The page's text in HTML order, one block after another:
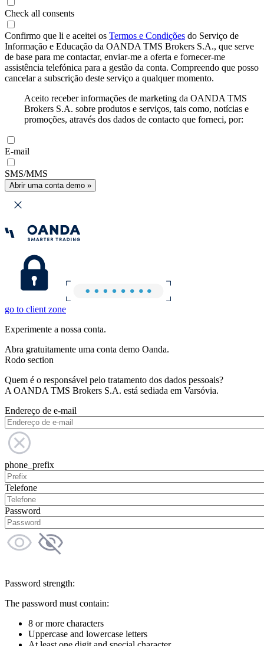
Check all consents
Confirmo que li e aceitei os Termos e Condições do Serviço de
Informação e Educação da OANDA TMS Brokers S.A., que serve
de base para me contactar, enviar-me a oferta e fornecer-me
assistência telefónica para a gestão da conta. Compreendo que posso
cancelar a subscrição deste serviço a qualquer momento.
Aceito receber informações de marketing da OANDA TMS
Brokers S.A. sobre produtos e serviços, tais como, notícias e
promoções, através dos dados de contacto que forneci, por:
E-mail
SMS/MMS
Abrir uma conta demo »
go to client zone
Experimente a nossa conta.
Abra gratuitamente uma conta demo Oanda.
Rodo section
Quem é o responsável pelo tratamento dos dados pessoais?
A OANDA TMS Brokers S.A. está sediada em Varsóvia.
Endereço de e-mail
phone_prefix
Telefone
Password
Password strength:
The password must contain:
8 or more characters
Uppercase and lowercase letters